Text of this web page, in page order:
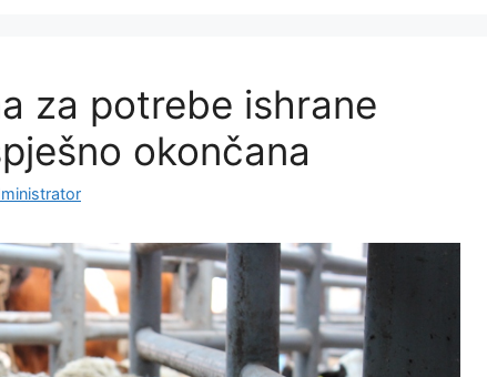
za potrebe ishrane
okončana